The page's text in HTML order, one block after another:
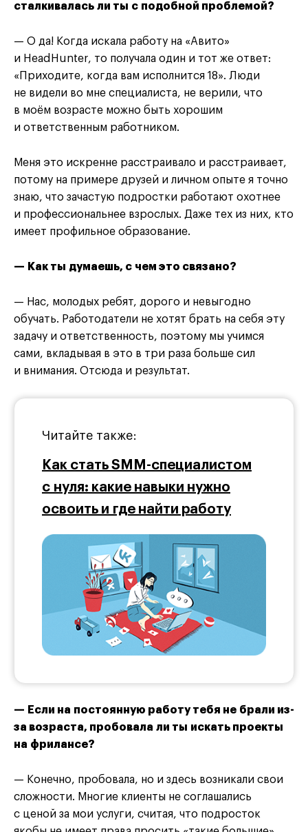
сталкивалась ли ты с подобной проблемой?
— О да! Когда искала работу на «Авито»
и HeadHunter, то получала один и тот же ответ:
«Приходите, когда вам исполнится 18». Люди
не видели во мне специалиста, не верили, что
в моём возрасте можно быть хорошим
и ответственным работником.
Меня это искренне расстраивало и расстраивает,
потому на примере друзей и личном опыте я точно
знаю, что зачастую подростки работают охотнее
и профессиональнее взрослых. Даже тех из них, кто
имеет профильное образование.
— Как ты думаешь, с чем это связано?
— Нас, молодых ребят, дорого и невыгодно
обучать. Работодатели не хотят брать на себя эту
задачу и ответственность, поэтому мы учимся
сами, вкладывая в это в три раза больше сил
и внимания. Отсюда и результат.
Читайте также:
Как стать SMM-специалистом
с нуля: какие навыки нужно
освоить и где найти работу
— Если на постоянную работу тебя не брали из-
за возраста, пробовала ли ты искать проекты
на фрилансе?
— Конечно, пробовала, но и здесь возникали свои
сложности. Многие клиенты не соглашались
с ценой за мои услуги, считая, что подросток